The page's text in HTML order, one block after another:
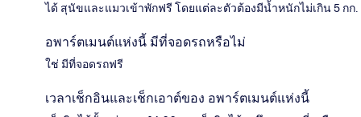
ได้ สุนัขและแมวเข้าพักฟรี โดยแต่ละตัวต้องมีน้ำหนักไม่เกิน 5 กก.
อพาร์ตเมนต์แห่งนี้ มีที่จอดรถหรือไม่
ใช่ มีที่จอดรถฟรี
เวลาเช็กอินและเช็กเอาต์ของ อพาร์ตเมนต์แห่งนี้